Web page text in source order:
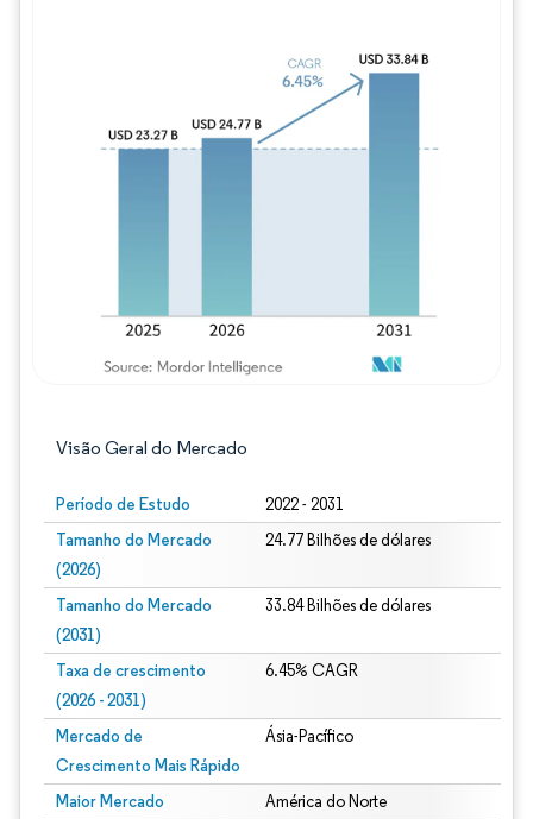
Visão Geral do Mercado
Período de Estudo 2022 - 2031
Tamanho do Mercado
(2026)
24.77 Bilhões de dólares
Tamanho do Mercado
(2031)
33.84 Bilhões de dólares
Taxa de crescimento
(2026 - 2031)
6.45% CAGR
Mercado de
Crescimento Mais Rápido
Ásia-Pacífico
Maior Mercado América do Norte